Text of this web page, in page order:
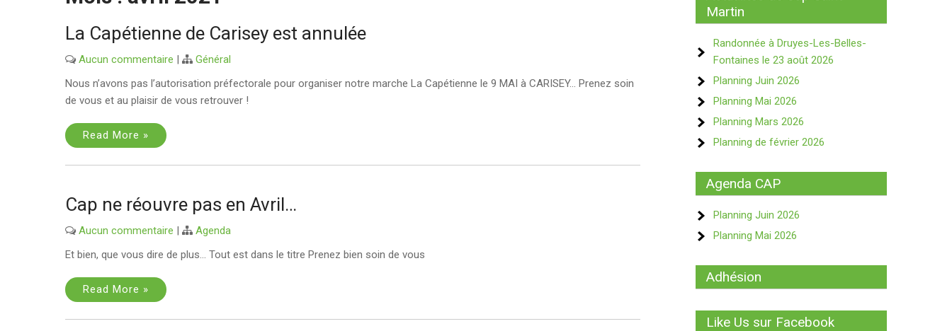
La Capétienne de Carisey est annulée
Aucun commentaire |
Général
Nous n’avons pas l’autorisation préfectorale pour organiser notre marche La Capétienne le 9 MAI à CARISEY… Prenez soin
de vous et au plaisir de vous retrouver !
Read More »
Cap ne réouvre pas en Avril…
Aucun commentaire |
Agenda
Et bien, que vous dire de plus… Tout est dans le titre Prenez bien soin de vous
Read More »
Martin
Randonnée à Druyes-Les-Belles-
Fontaines le 23 août 2026
Planning Juin 2026
Planning Mai 2026
Planning Mars 2026
Planning de février 2026
Agenda CAP
Planning Juin 2026
Planning Mai 2026
Adhésion
Like Us sur Facebook